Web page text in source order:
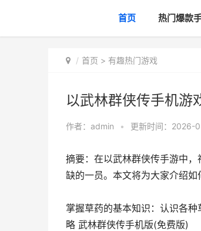
首页 热门爆款
首页 > 有趣热门游戏
以武林群侠传手机游
作者： admin • 更新时间：2026-
摘要：在以武林群侠传手游中
缺的一员。本文将为大家介绍如
掌握草药的基本知识：认识各
略 武林群侠传手机版(免费版)